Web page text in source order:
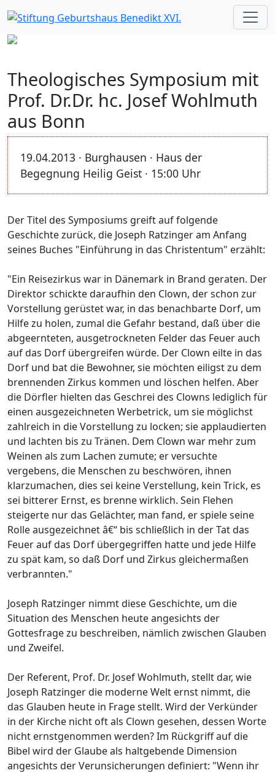
Theologisches Symposium mit
Prof. Dr.Dr. hc. Josef Wohlmuth
aus Bonn
19.04.2013 · Burghausen · Haus der
Begegnung Heilig Geist · 15:00 Uhr
Der Titel des Symposiums greift auf folgende
Geschichte zurück, die Joseph Ratzinger am Anfang
seines Buches "Einführung in das Christentum" erzählt:
"Ein Reisezirkus war in Dänemark in Brand geraten. Der
Direktor schickte daraufhin den Clown, der schon zur
Vorstellung gerüstet war, in das benachbarte Dorf, um
Hilfe zu holen, zumal die Gefahr bestand, daß über die
abgeernteten, ausgetrockneten Felder das Feuer auch
auf das Dorf übergreifen würde. Der Clown eilte in das
Dorf und bat die Bewohner, sie möchten eiligst zu dem
brennenden Zirkus kommen und löschen helfen. Aber
die Dörfler hielten das Geschrei des Clowns lediglich für
einen ausgezeichneten Werbetrick, um sie möglichst
zahlreich in die Vorstellung zu locken; sie applaudierten
und lachten bis zu Tränen. Dem Clown war mehr zum
Weinen als zum Lachen zumute; er versuchte
vergebens, die Menschen zu beschwören, ihnen
klarzumachen, dies sei keine Verstellung, kein Trick, es
sei bitterer Ernst, es brenne wirklich. Sein Flehen
steigerte nur das Gelächter, man fand, er spiele seine
Rolle ausgezeichnet â€“ bis schließlich in der Tat das
Feuer auf das Dorf übergegriffen hatte und jede Hilfe
zu spät kam, so daß Dorf und Zirkus gleichermaßen
verbrannten."
Joseph Ratzinger nimmt diese Geschichte, um die
Situation des Menschen heute angesichts der
Gottesfrage zu beschreiben, nämlich zwischen Glauben
und Zweifel.
Der Referent, Prof. Dr. Josef Wohlmuth, stellt dar, wie
Joseph Ratzinger die moderne Welt ernst nimmt, die
das Glauben heute in Frage stellt. Wird der Verkünder
in der Kirche nicht oft als Clown gesehen, dessen Worte
nicht ernstgenommen werden? Im Rückgriff auf die
Bibel wird der Glaube als haltgebende Dimension
angesichts der Verunsicherungen definiert: "Wenn ihr